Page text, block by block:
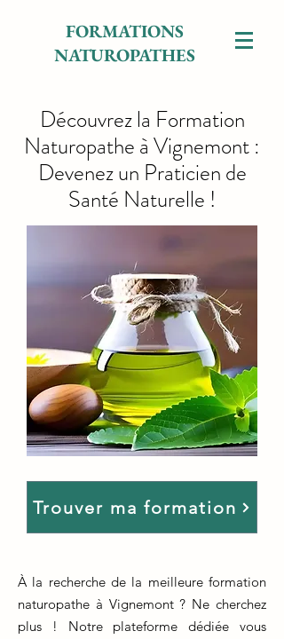
FORMATIONS
NATUROPATHES
Découvrez la Formation
Naturopathe à Vignemont :
Devenez un Praticien de
Santé Naturelle !
Trouver ma formation
À la recherche de la meilleure formation
naturopathe à Vignemont ? Ne cherchez
plus ! Notre plateforme dédiée vous